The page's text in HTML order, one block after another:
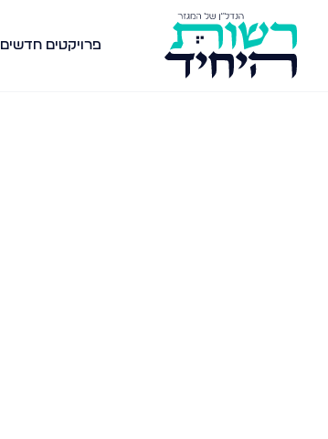
פרויקטים חדשים